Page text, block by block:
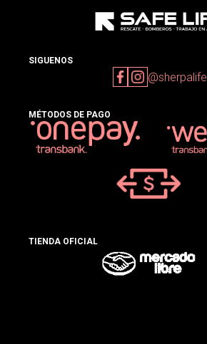
SIGUENOS
@sherpalife
MÉTODOS DE PAGO
TIENDA OFICIAL